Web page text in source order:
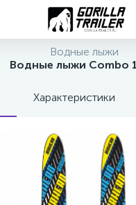
Водные лыжи
Водные лыжи Combo
Характеристики